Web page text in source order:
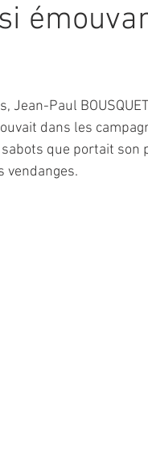
5.
Jean-Paul
dans les
sabots que portait
vendanges.